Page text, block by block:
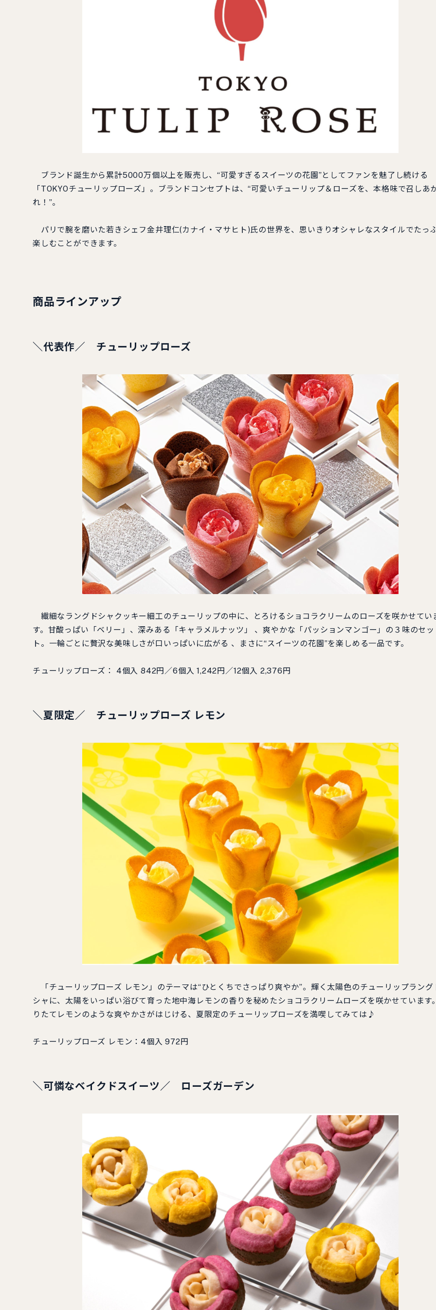
ブランド誕⽣から累計5000万個以上を販売し、“可愛すぎるスイーツの花園”としてファンを魅了し続ける
「TOKYOチューリップローズ」。ブランドコンセプトは、“可愛いチューリップ＆ローズを、本格味で召しあ
れ！”。
パリで腕を磨いた若きシェフ⾦井理仁(カナイ・マサヒト)氏の世界を、思いきりオシャレなスタイルでたっ
楽しむことができます。
商品ラインアップ
＼代表作／ チューリップローズ
繊細なラングドシャクッキー細⼯のチューリップの中に、とろけるショコラクリームのローズを咲かせてい
す。⽢酸っぱい「ベリー」、深みある「キャラメルナッツ」 、爽やかな「パッションマンゴー」の３味のセッ
ト。⼀輪ごとに贅沢な美味しさが⼝いっぱいに広がる 、まさに“スイーツの花園”を楽しめる⼀品です。
チューリップローズ： 4個⼊ 842円／6個⼊ 1,242円／12個⼊ 2,376円
＼夏限定／ チューリップローズ レモン
「チューリップローズ レモン」のテーマは“ひとくちでさっぱり爽やか”。輝く太陽⾊のチューリップラング
シャに、太陽をいっぱい浴びて育った地中海レモンの⾹りを秘めたショコラクリームローズを咲かせています
りたてレモンのような爽やかさがはじける、夏限定のチューリップローズを満喫してみては♪
チューリップローズ レモン：4個⼊ 972円
＼可憐なベイクドスイーツ／ ローズガーデン